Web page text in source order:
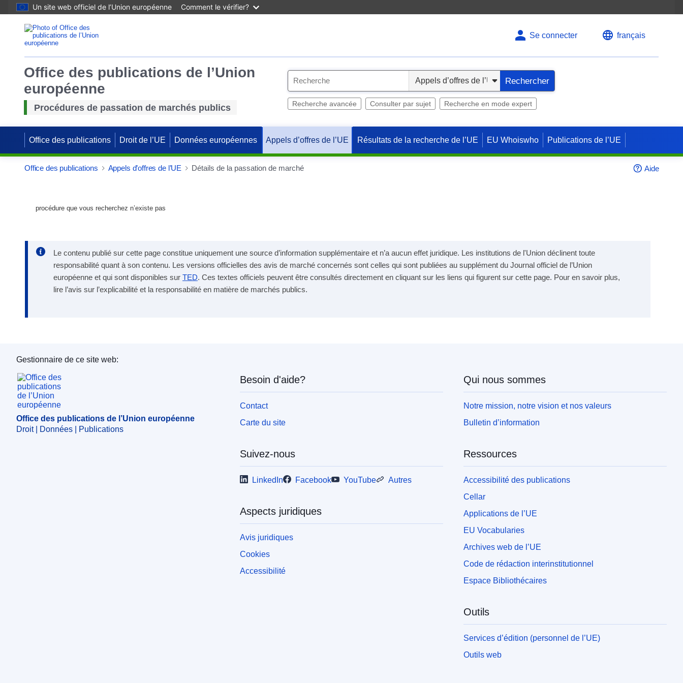
Un site web officiel de l’Union européenne Comment le vérifier?
Se connecter français
Office des publications de l’Union
européenne
Procédures de passation de marchés publics
e
c
t
Rechercher
Recherche avancée Consulter par sujet Recherche en mode expert
Office des publications Droit de l’UE Données européennes Appels d’offres de l’UE Résultats de la recherche de l’UE EU Whoiswho Publications de l’UE
Office des publications Appels d’offres de l’UE Détails de la passation de marché Aide
procédure que vous recherchez n’existe pas
Le contenu publié sur cette page constitue uniquement une source d’information supplémentaire et n’a aucun effet juridique. Les institutions de l'Union déclinent toute
responsabilité quant à son contenu. Les versions officielles des avis de marché concernés sont celles qui sont publiées au supplément du Journal officiel de l’Union
européenne et qui sont disponibles sur TED. Ces textes officiels peuvent être consultés directement en cliquant sur les liens qui figurent sur cette page. Pour en savoir plus,
lire l’avis sur l’explicabilité et la responsabilité en matière de marchés publics.
Office des publications de l’Union européenne
Gestionnaire de ce site web:
Office des publications de l’Union européenne
Droit | Données | Publications
Besoin d'aide?
Contact
Carte du site
Suivez-nous
LinkedIn Facebook YouTube Autres
Aspects juridiques
Avis juridiques
Cookies
Accessibilité
Qui nous sommes
Notre mission, notre vision et nos valeurs
Bulletin d’information
Ressources
Accessibilité des publications
Cellar
Applications de l’UE
EU Vocabularies
Archives web de l’UE
Code de rédaction interinstitutionnel
Espace Bibliothécaires
Outils
Services d’édition (personnel de l’UE)
Outils web